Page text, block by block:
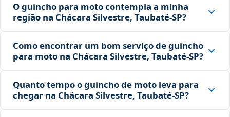
O guincho para moto contempla a minha
região na Chácara Silvestre, Taubaté‑SP?
Como encontrar um bom serviço de guincho
para moto na Chácara Silvestre, Taubaté‑SP?
Quanto tempo o guincho de moto leva para
chegar na Chácara Silvestre, Taubaté‑SP?